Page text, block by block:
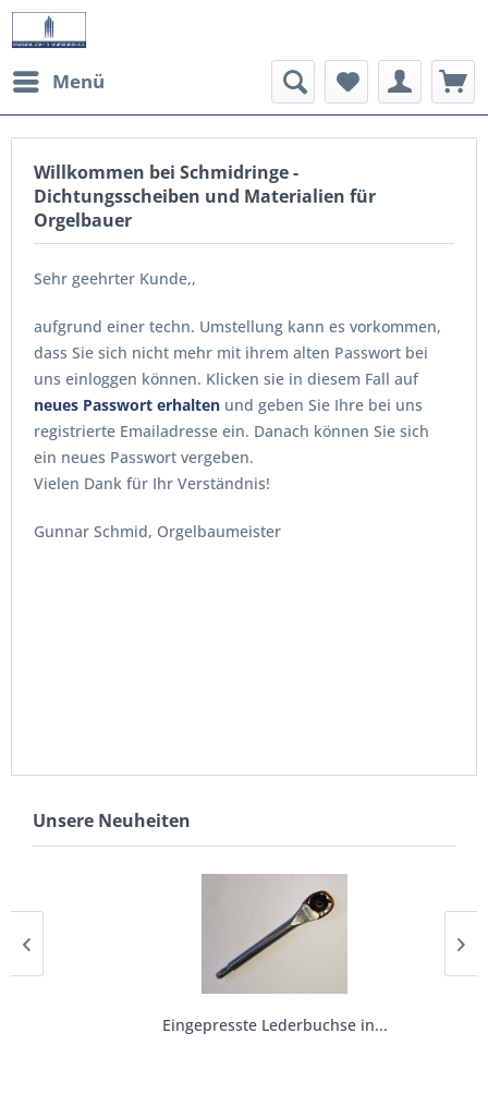
Menü
Unsere Neuheiten
Eingepresste Lederbuchse in...
Willkommen bei Schmidringe -
Dichtungsscheiben und Materialien für
Orgelbauer
Sehr geehrter Kunde,,
aufgrund einer techn. Umstellung kann es vorkommen,
dass Sie sich nicht mehr mit ihrem alten Passwort bei
uns einloggen können. Klicken sie in diesem Fall auf
neues Passwort erhalten und geben Sie Ihre bei uns
registrierte Emailadresse ein. Danach können Sie sich
ein neues Passwort vergeben.
Vielen Dank für Ihr Verständnis!
Gunnar Schmid, Orgelbaumeister